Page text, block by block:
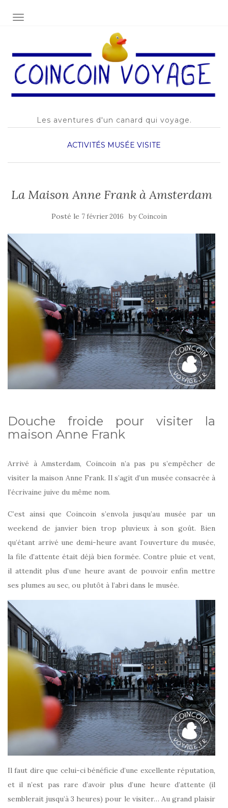
AFFICHER/MASQUER LA NAVIGATION
Les aventures d'un canard qui voyage.
ACTIVITÉS MUSÉE VISITE
La Maison Anne Frank à Amsterdam
Posté le 7 février 2016 byCoincoin
Douche froide pour visiter la
maison Anne Frank
Arrivé à Amsterdam, Coincoin n’a pas pu s’empêcher de
visiter la maison Anne Frank. Il s’agit d’un musée consacrée à
l’écrivaine juive du même nom.
C’est ainsi que Coincoin s’envola jusqu’au musée par un
weekend de janvier bien trop pluvieux à son goût. Bien
qu’étant arrivé une demi-heure avant l’ouverture du musée,
la file d’attente était déjà bien formée. Contre pluie et vent,
il attendit plus d’une heure avant de pouvoir enfin mettre
ses plumes au sec, ou plutôt à l’abri dans le musée.
Il faut dire que celui-ci bénéficie d’une excellente réputation,
et il n’est pas rare d’avoir plus d’une heure d’attente (il
semblerait jusqu’à 3 heures) pour le visiter… Au grand plaisir